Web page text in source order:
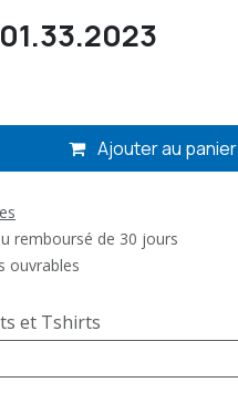
Ajouter au panier
remboursé de 30 jours
ouvrables
et Tshirts